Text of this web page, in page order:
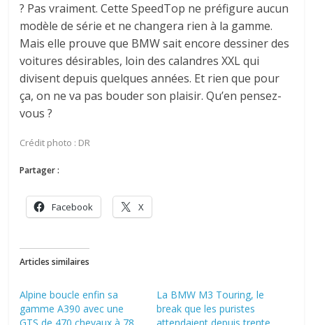
? Pas vraiment. Cette SpeedTop ne préfigure aucun
modèle de série et ne changera rien à la gamme.
Mais elle prouve que BMW sait encore dessiner des
voitures désirables, loin des calandres XXL qui
divisent depuis quelques années. Et rien que pour
ça, on ne va pas bouder son plaisir. Qu’en pensez-
vous ?
Crédit photo : DR
Partager :
Facebook X
Articles similaires
Alpine boucle enfin sa
gamme A390 avec une
GTS de 470 chevaux à 78
La BMW M3 Touring, le
break que les puristes
attendaient depuis trente